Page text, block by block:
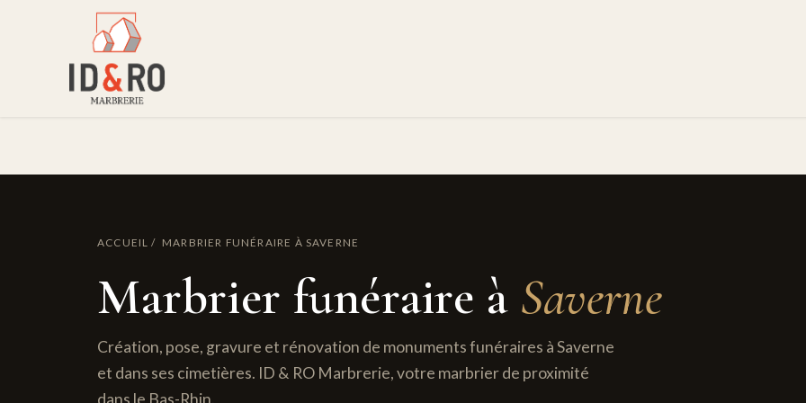
ACCUEIL / MARBRIER FUNÉRAIRE À SAVERNE
Marbrier funéraire à Saverne
Création, pose, gravure et rénovation de monuments funéraires à Saverne
et dans ses cimetières. ID & RO Marbrerie, votre marbrier de proximité
dans le Bas-Rhin.